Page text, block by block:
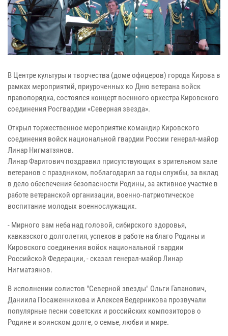
В Центре культуры и творчества (доме офицеров) города Кирова в
рамках мероприятий, приуроченных ко Дню ветерана войск
правопорядка, состоялся концерт военного оркестра Кировского
соединения Росгвардии «Северная звезда».
Открыл торжественное мероприятие командир Кировского
соединения войск национальной гвардии России генерал-майор
Линар Нигматзянов.
Линар Фаритович поздравил присутствующих в зрительном зале
ветеранов с праздником, поблагодарил за годы службы, за вклад
в дело обеспечения безопасности Родины, за активное участие в
работе ветеранской организации, военно-патриотическое
воспитание молодых военнослужащих.
- Мирного вам неба над головой, сибирского здоровья,
кавказского долголетия, успехов в работе на благо Родины и
Кировского соединения войск национальной гвардии
Российской Федерации, - сказал генерал-майор Линар
Нигматзянов.
В исполнении солистов "Северной звезды" Ольги Гапанович,
Даниила Посаженникова и Алексея Ведерникова прозвучали
популярные песни советских и российских композиторов о
Родине и воинском долге, о семье, любви и мире.